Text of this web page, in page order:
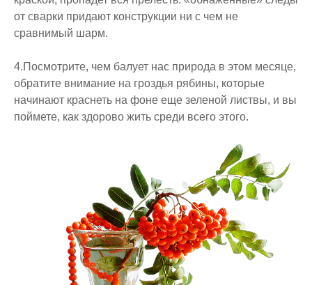
от сварки придают конструкции ни с чем не
сравнимый шарм.
4.Посмотрите, чем балует нас природа в этом месяце,
обратите внимание на гроздья рябины, которые
начинают краснеть на фоне еще зеленой листвы, и вы
поймете, как здорово жить среди всего этого.